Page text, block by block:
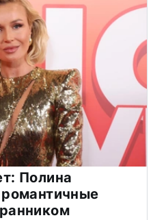
Полина
романтичные